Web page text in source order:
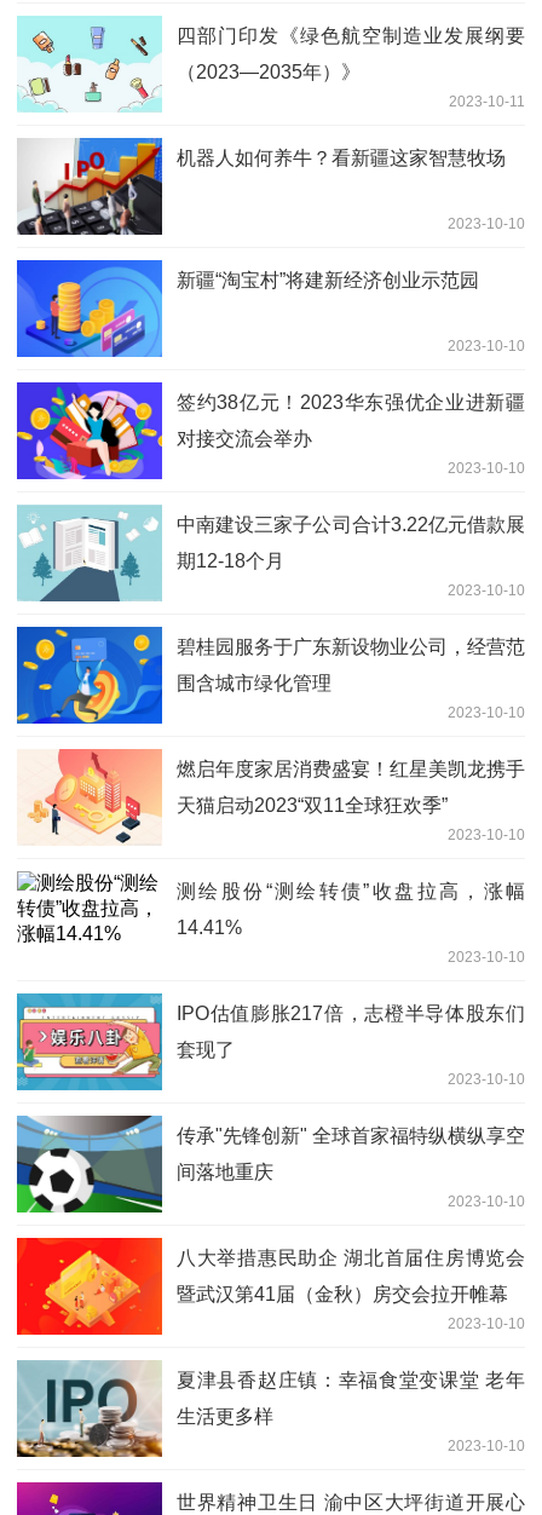
四部门印发《绿色航空制造业发展纲要
（2023—2035年）》
2023-10-11
机器人如何养牛？看新疆这家智慧牧场
2023-10-10
新疆“淘宝村”将建新经济创业示范园
2023-10-10
签约38亿元！2023华东强优企业进新疆
对接交流会举办
2023-10-10
中南建设三家子公司合计3.22亿元借款展
期12-18个月
2023-10-10
碧桂园服务于广东新设物业公司，经营范
围含城市绿化管理
2023-10-10
燃启年度家居消费盛宴！红星美凯龙携手
天猫启动2023“双11全球狂欢季”
2023-10-10
测绘股份“测绘转债”收盘拉高，涨幅
14.41%
2023-10-10
IPO估值膨胀217倍，志橙半导体股东们
套现了
2023-10-10
传承"先锋创新" 全球首家福特纵横纵享空
间落地重庆
2023-10-10
八大举措惠民助企 湖北首届住房博览会
暨武汉第41届（金秋）房交会拉开帷幕
2023-10-10
夏津县香赵庄镇：幸福食堂变课堂 老年
生活更多样
2023-10-10
世界精神卫生日 渝中区大坪街道开展心